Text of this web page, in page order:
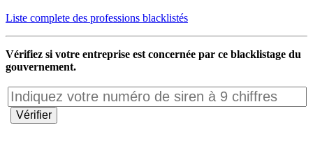
Liste complete des professions blacklistés
Vérifiez si votre entreprise est concernée par ce blacklistage du
gouvernement.